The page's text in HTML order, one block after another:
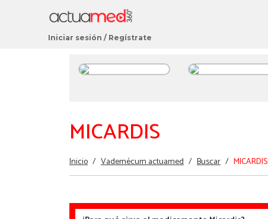
Iniciar sesión / Regístrate
MICARDIS
Estás
aquí
Inicio / Vademécum actuamed / Buscar / MICARDIS